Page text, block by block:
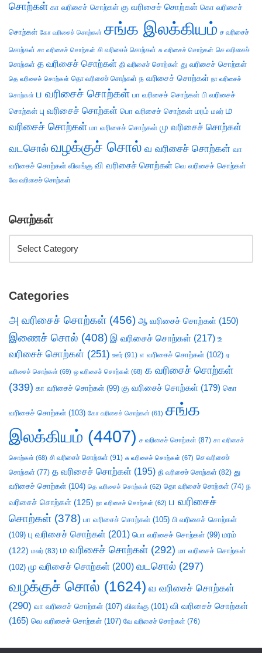
சொற்கள் கா வரிசைச் சொற்கள் கு வரிசைச் சொற்கள் கொ வரிசைச்
சொற்கள் கோ வரிசைச் சொற்கள் சங்க இலக்கியம் ச வரிசைச்
சொற்கள் சா வரிசைச் சொற்கள் சி வரிசைச் சொற்கள் சு வரிசைச் சொற்கள் செ வரிசைச்
சொற்கள் த வரிசைச் சொற்கள் தி வரிசைச் சொற்கள் து வரிசைச் சொற்கள்
தெ வரிசைச் சொற்கள் தொ வரிசைச் சொற்கள் ந வரிசைச் சொற்கள் நா வரிசைச்
சொற்கள் ப வரிசைச் சொற்கள் பா வரிசைச் சொற்கள் பி வரிசைச்
சொற்கள் பு வரிசைச் சொற்கள் பொ வரிசைச் சொற்கள் மரம் மலர் ம
வரிசைச் சொற்கள் மா வரிசைச் சொற்கள் மு வரிசைச் சொற்கள்
வடசொல் வழக்குச் சொல் வ வரிசைச் சொற்கள் வா
வரிசைச் சொற்கள் விலங்கு வி வரிசைச் சொற்கள் வெ வரிசைச் சொற்கள்
வே வரிசைச் சொற்கள்
சொற்கள்
Categories
அ வரிசைச் சொற்கள் (456) ஆ வரிசைச் சொற்கள் (150)
இணைச் சொல் (408) இ வரிசைச் சொற்கள் (217) உ
வரிசைச் சொற்கள் (251) ஊர் (91) எ வரிசைச் சொற்கள் (102) ஏ
வரிசைச் சொற்கள் (69) ஒ வரிசைச் சொற்கள் (68) க வரிசைச் சொற்கள்
(339) கா வரிசைச் சொற்கள் (99) கு வரிசைச் சொற்கள் (179) கொ
வரிசைச் சொற்கள் (103) கோ வரிசைச் சொற்கள் (61) சங்க
இலக்கியம் (4407) ச வரிசைச் சொற்கள் (87) சா வரிசைச்
சொற்கள் (68) சி வரிசைச் சொற்கள் (91) சு வரிசைச் சொற்கள் (67) செ வரிசைச்
சொற்கள் (77) த வரிசைச் சொற்கள் (195) தி வரிசைச் சொற்கள் (82) து
வரிசைச் சொற்கள் (104) தெ வரிசைச் சொற்கள் (62) தொ வரிசைச் சொற்கள் (74) ந
வரிசைச் சொற்கள் (125) நா வரிசைச் சொற்கள் (62) ப வரிசைச்
சொற்கள் (378) பா வரிசைச் சொற்கள் (105) பி வரிசைச் சொற்கள்
(109) பு வரிசைச் சொற்கள் (201) பொ வரிசைச் சொற்கள் (99) மரம்
(122) மலர் (83) ம வரிசைச் சொற்கள் (292) மா வரிசைச் சொற்கள்
(102) மு வரிசைச் சொற்கள் (200) வடசொல் (297)
வழக்குச் சொல் (1624) வ வரிசைச் சொற்கள்
(290) வா வரிசைச் சொற்கள் (107) விலங்கு (101) வி வரிசைச் சொற்கள்
(165) வெ வரிசைச் சொற்கள் (107) வே வரிசைச் சொற்கள் (76)